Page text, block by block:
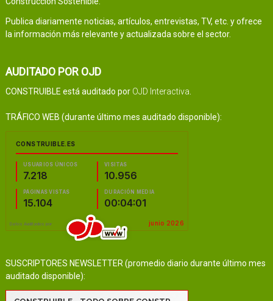
Publica diariamente noticias, artículos, entrevistas, TV, etc. y ofrece
la información más relevante y actualizada sobre el sector.
AUDITADO POR OJD
CONSTRUIBLE está auditado por OJD Interactiva
TRÁFICO WEB (durante último mes auditado disponible):
SUSCRIPTORES NEWSLETTER (promedio diario durante último mes
auditado disponible):